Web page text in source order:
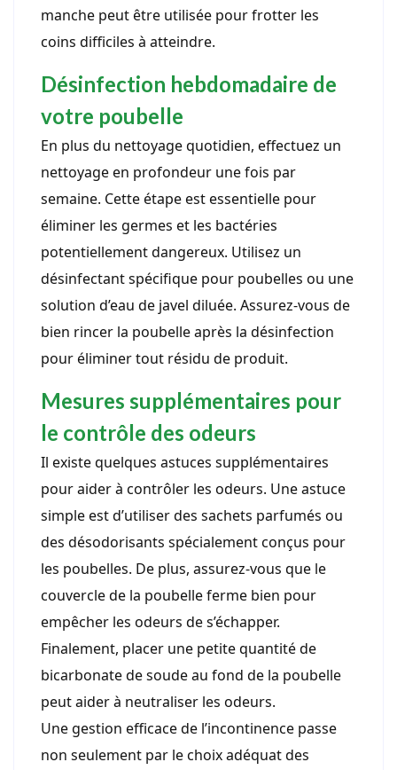
manche peut être utilisée pour frotter les
coins difficiles à atteindre.
Désinfection hebdomadaire de
votre poubelle
En plus du nettoyage quotidien, effectuez un
nettoyage en profondeur une fois par
semaine. Cette étape est essentielle pour
éliminer les germes et les bactéries
potentiellement dangereux. Utilisez un
désinfectant spécifique pour poubelles ou une
solution d’eau de javel diluée. Assurez-vous de
bien rincer la poubelle après la désinfection
pour éliminer tout résidu de produit.
Mesures supplémentaires pour
le contrôle des odeurs
Il existe quelques astuces supplémentaires
pour aider à contrôler les odeurs. Une astuce
simple est d’utiliser des sachets parfumés ou
des désodorisants spécialement conçus pour
les poubelles. De plus, assurez-vous que le
couvercle de la poubelle ferme bien pour
empêcher les odeurs de s’échapper.
Finalement, placer une petite quantité de
bicarbonate de soude au fond de la poubelle
peut aider à neutraliser les odeurs.
Une gestion efficace de l’incontinence passe
non seulement par le choix adéquat des